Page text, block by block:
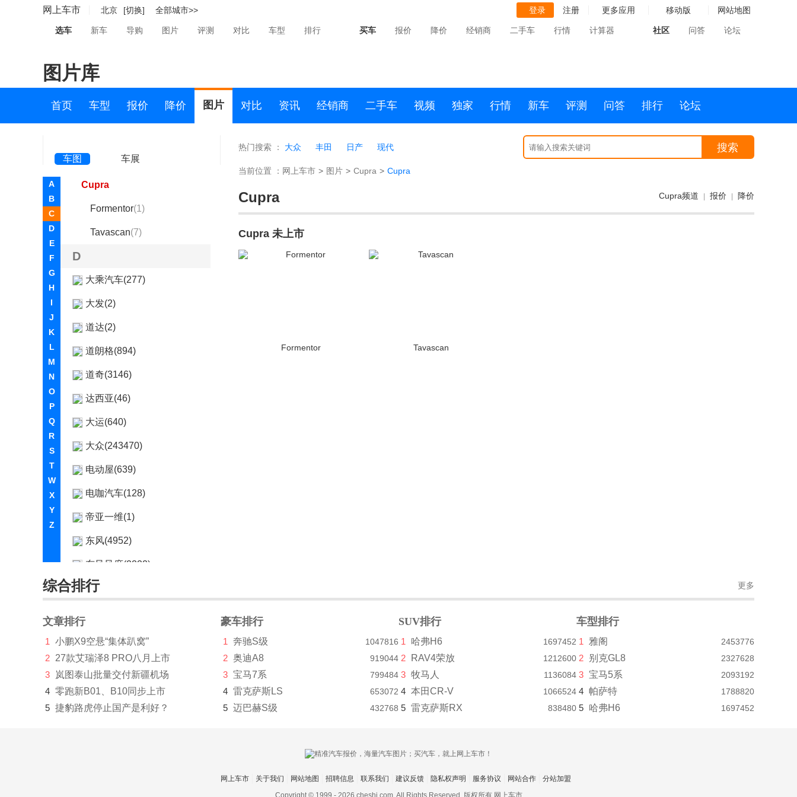
网上车市 北京 [切换] 全部城市>> 登录 注册 更多应用 移动版 网站地图
选车 新车 导购 图片 评测 对比 车型 排行 买车 报价 降价 经销商 二手车 行情 计算器 社区 问答 论坛
图片库
首页 车型 报价 降价 图片 对比 资讯 经销商 二手车 视频 独家 行情 新车 评测 问答 排行 论坛
车图 车展
A
B
C
D
E
F
G
H
I
J
K
L
M
N
O
P
Q
R
S
T
W
X
Y
Z
成功(210)
橙仕(1)
创维汽车(1219)
Cupra(8)
Cupra
Formentor(1)
Tavascan(7)
D
大乘汽车(277)
大发(2)
道达(2)
道朗格(894)
道奇(3146)
达西亚(46)
大运(640)
大众(243470)
电动屋(639)
电咖汽车(128)
帝亚一维(1)
东风(4952)
东风风度(2222)
东风风光(7948)
东风风行(20857)
东风富康(20)
东风纳米(2696)
东风氢舟(1)
热门搜索 ： 大众 丰田 日产 现代 搜索
当前位置 ： 网上车市 > 图片 > Cupra > Cupra
Cupra Cupra频道 报价 降价
Cupra 未上市
Formentor
Tavascan
综合排行 更多
文章排行
1
小鹏X9空悬“集体趴窝”
2 27款艾瑞泽8 PRO八月上市
3
岚图泰山批量交付新疆机场
4 零跑新B01、B10同步上市
5 捷豹路虎停止国产是利好？
豪车排行
1 奔驰S级 1047816
2 奥迪A8 919044
3 宝马7系 799484
4 雷克萨斯LS 653072
5 迈巴赫S级 432768
SUV排行
1 哈弗H6 1697452
2 RAV4荣放 1212600
3 牧马人 1136084
4 本田CR-V 1066524
5 雷克萨斯RX 838480
车型排行
1 雅阁 2453776
2 别克GL8 2327628
3 宝马5系 2093192
4 帕萨特 1788820
5 哈弗H6 1697452
网上车市 关于我们 网站地图 招聘信息 联系我们 建议反馈 隐私权声明 服务协议 网站合作
分站加盟
Copyright © 1999 - 2026 cheshi.com. All Rights Reserved. 版权所有 网上车市